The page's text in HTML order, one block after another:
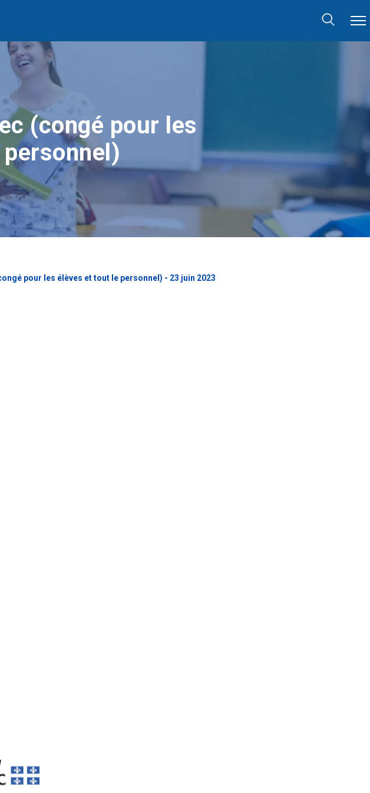
(congé pour les
pour les élèves et tout le personnel) - 23 juin 2023